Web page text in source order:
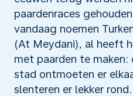
paardenraces
vandaag noemen
(At Meydani), al heeft
met paarden te maken:
stad ontmoeten er
slenteren er lekker rond.